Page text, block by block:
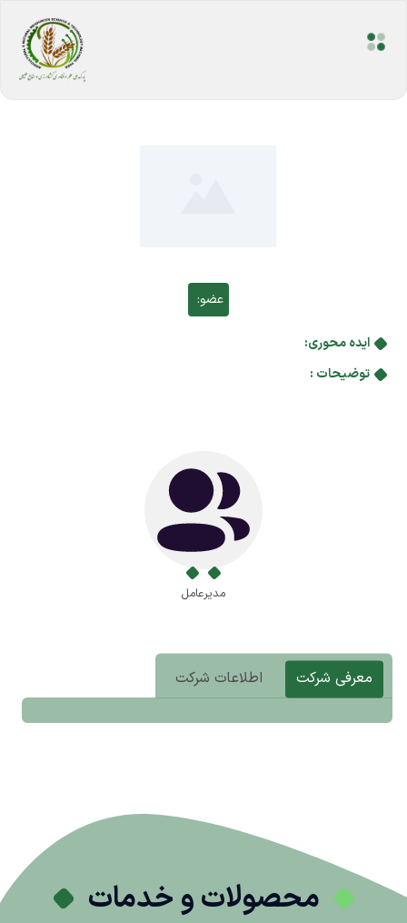
عضو:
ایده محوری:
توضیحات :
مدیرعامل
معرفی شرکت اطلاعات شرکت
محصولات و خدمات